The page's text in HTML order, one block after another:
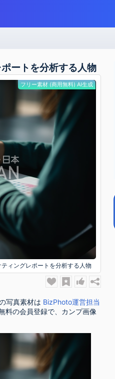
ートを分析する人物
フリー素材 (商用無料) AI生成
ィングレポートを分析する人物
写真素材は BizPhoto運営担当
料の会員登録で、カンプ画像